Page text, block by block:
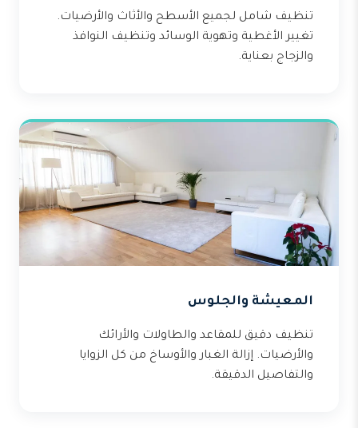
تنظيف شامل لجميع الأسطح والأثاث والأرضيات.
تغيير الأغطية وتهوية الوسائد وتنظيف النوافذ
والزجاج بعناية.
المعيشة والجلوس
تنظيف دقيق للمقاعد والطاولات والأرائك
والأرضيات. إزالة الغبار والأوساخ من كل الزوايا
والتفاصيل الدقيقة.